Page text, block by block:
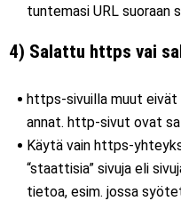
tuntemasi URL suoraan
4) Salattu https vai
https-sivuilla muut
annat. http-sivut ovat
Käytä vain https-
“staattisia” sivuja eli
tietoa, esim. jossa